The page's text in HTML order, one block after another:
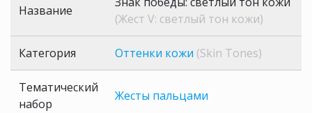
Название
(Жест V: светлый тон кожи)
Категория Оттенки кожи (Skin Tones)
Тематический
набор
Жесты пальцами